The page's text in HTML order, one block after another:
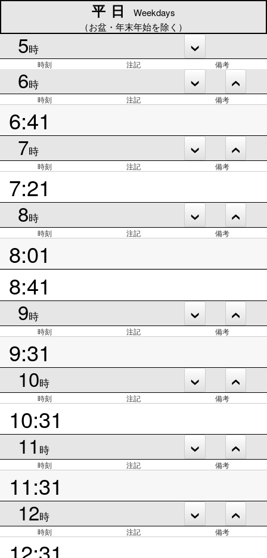
平日
Weekdays
（お盆・年末年始を除く）
5時
時刻 注記 備考
6時
時刻 注記 備考
6:41
7時
時刻 注記 備考
7:21
8時
時刻 注記 備考
8:01
8:41
9時
時刻 注記 備考
9:31
10時
時刻 注記 備考
10:31
11 時
時刻 注記 備考
11:31
12時
時刻 注記 備考